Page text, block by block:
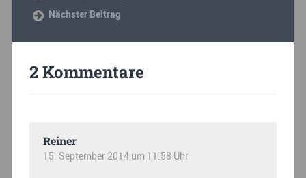
Nächster Beitrag
2 Kommentare
Reiner
15. September 2014 um 11:58 Uhr